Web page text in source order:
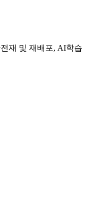
재 및 재배포, AI학습